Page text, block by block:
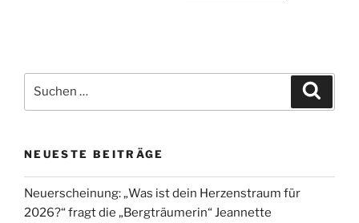
nach:
NEUESTE BEITRÄGE
Neuerscheinung: „Was ist dein Herzenstraum für
2026?“ fragt die „Bergträumerin“ Jeannette